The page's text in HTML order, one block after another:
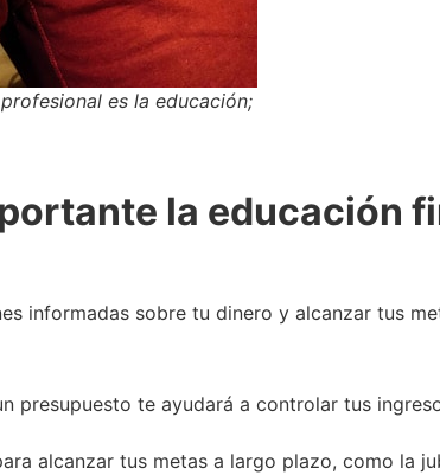
es la educación;
la educación
informadas sobre tu dinero y alcanzar tus
presupuesto te ayudará a controlar tus
alcanzar tus metas a largo plazo, como la